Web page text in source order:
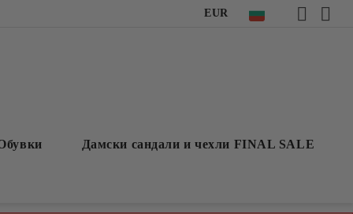
EUR
Дамски сандали и чехли FINAL SALE